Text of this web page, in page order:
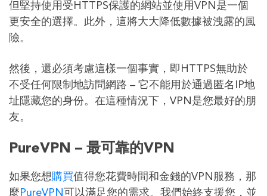
但堅持使用受HTTPS保護的網站並使用VPN是一個
更安全的選擇。此外，這將大大降低數據被洩露的風
險。
然後，還必須考慮這樣一個事實，即HTTPS無助於
不受任何限制地訪問網路 – 它不能用於通過匿名IP地
址隱藏您的身份。在這種情況下，VPN是您最好的朋
友。
PureVPN – 最可靠的VPN
如果您想購買值得您花費時間和金錢的VPN服務，那
麼 PureVPN 可以滿足您的需求。我們始終支援您，並